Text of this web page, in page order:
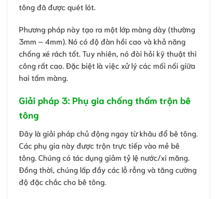
tông đã được quét lót.
Phương pháp này tạo ra một lớp màng dày (thường
3mm – 4mm). Nó có độ đàn hồi cao và khả năng
chống xé rách tốt. Tuy nhiên, nó đòi hỏi kỹ thuật thi
công rất cao. Đặc biệt là việc xử lý các mối nối giữa
hai tấm màng.
Giải pháp 3: Phụ gia chống thấm trộn bê
tông
Đây là giải pháp chủ động ngay từ khâu đổ bê tông.
Các phụ gia này được trộn trực tiếp vào mẻ bê
tông. Chúng có tác dụng giảm tỷ lệ nước/xi măng.
Đồng thời, chúng lấp đầy các lỗ rỗng và tăng cường
độ đặc chắc cho bê tông.